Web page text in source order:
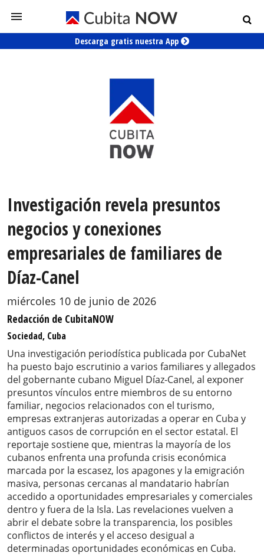
Descarga gratis nuestra App
Investigación revela presuntos
negocios y conexiones
empresariales de familiares de
Díaz-Canel
miércoles 10 de junio de 2026
Redacción de CubitaNOW
Sociedad, Cuba
Una investigación periodística publicada por CubaNet
ha puesto bajo escrutinio a varios familiares y allegados
del gobernante cubano Miguel Díaz-Canel, al exponer
presuntos vínculos entre miembros de su entorno
familiar, negocios relacionados con el turismo,
empresas extranjeras autorizadas a operar en Cuba y
antiguos casos de corrupción en el sector estatal. El
reportaje sostiene que, mientras la mayoría de los
cubanos enfrenta una profunda crisis económica
marcada por la escasez, los apagones y la emigración
masiva, personas cercanas al mandatario habrían
accedido a oportunidades empresariales y comerciales
dentro y fuera de la Isla. Las revelaciones vuelven a
abrir el debate sobre la transparencia, los posibles
conflictos de interés y el acceso desigual a
determinadas oportunidades económicas en Cuba.